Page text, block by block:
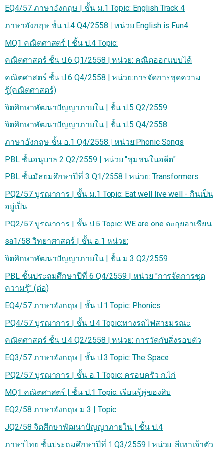
EQ4/57 ภาษาอังกฤษ | ชั้น ม.1 Topic: English Track 4
ภาษาอังกฤษ ชั้น ป.4 Q4/2558 | หน่วย:English is Fun4
MQ1 คณิตศาสตร์ | ชั้น ป.4 Topic:
คณิตศาสตร์ ชั้น ป.6 Q1/2558 | หน่วย: คณิตออกแบบได้
คณิตศาสตร์ ชั้น ป.6 Q4/2558 | หน่วย:การจัดการชุดความ
รู้(คณิตศาสตร์)
จิตศึกษาพัฒนาปัญญาภายใน | ชั้น ป.5 Q2/2559
จิตศึกษาพัฒนาปัญญาภายใน | ชั้น ป.5 Q4/2558
ภาษาอังกฤษ ชั้น อ.1 Q4/2558 | หน่วย:Phonic Songs
PBL ชั้นอนุบาล 2 Q2/2559 | หน่วย:"ชุมชนในอดีต"
PBL ชั้นมัธยมศึกษาปีที่ 3 Q1/2558 l หน่วย: Transformers
PQ2/57 บูรณาการ | ชั้น ม.1 Topic: Eat well live well - กินเป็น
อยู่เป็น
PQ2/57 บูรณาการ | ชั้น ป.5 Topic: WE are one ตะลุยอาเซียน
sa1/58 วิทยาศาสตร์ | ชั้น อ.1 หน่วย:
จิตศึกษาพัฒนาปัญญาภายใน | ชั้น ม.3 Q2/2559
PBL ชั้นประถมศึกษาปีที่ 6 Q4/2559 | หน่วย "การจัดการชุด
ความรู้" (ต่อ)
EQ4/57 ภาษาอังกฤษ | ชั้น ป.1 Topic: Phonics
PQ4/57 บูรณาการ | ชั้น ป.4 Topic:ทางรถไฟสายมรณะ
คณิตศาสตร์ ชั้น ป.4 Q2/2558 | หน่วย: การวัดกับสิ่งรอบตัว
EQ3/57 ภาษาอังกฤษ | ชั้น ป.3 Topic: The Space
PQ2/57 บูรณาการ | ชั้น อ.1 Topic: ครอบครัว ก.ไก่
MQ1 คณิตศาสตร์ | ชั้น ป.1 Topic: เรียนรู้คู่ของสิบ
EQ2/58 ภาษาอังกฤษ ม.3 | Topic :
JQ2/58 จิตศึกษาพัฒนาปัญญาภายใน | ชั้น ป.4
ภาษาไทย ชั้นประถมศึกษาปีที่ 1 Q3/2559 l หน่วย: สีเทาเจ้าตัว